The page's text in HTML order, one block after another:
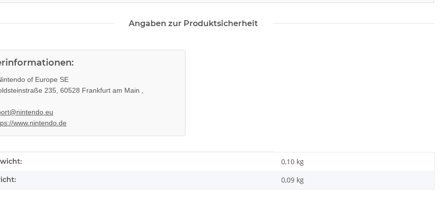
Angaben zur Produktsicherheit
of Europe SE
235, 60528 Frankfurt am Main ,
www.nintendo.de
0,10 kg
0,09 kg